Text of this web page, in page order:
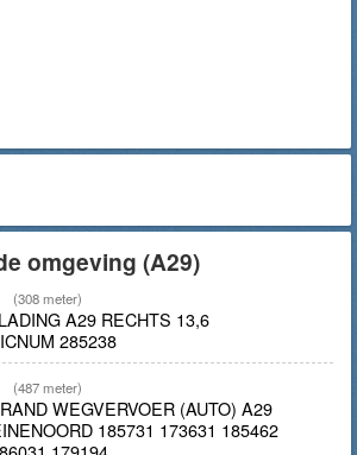
omgeving (A29)
(308 meter)
A29 RECHTS 13,6
285238
(487 meter)
WEGVERVOER (AUTO) A29
185731 173631 185462